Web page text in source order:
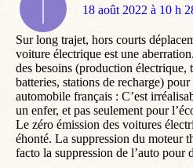
dit
18 août 2022 à 10 h
Sur long trajet, hors courts
voiture électrique est une
des besoins (production électrique,
batteries, stations de recharge)
automobile français : C’est
un enfer, et pas seulement pour
Le zéro émission des voitures
éhonté. La suppression du moteur
facto la suppression de l’auto pour